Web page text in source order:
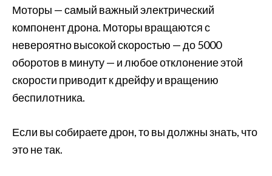
Моторы — самый важный электрический
компонент дрона. Моторы вращаются с
невероятно высокой скоростью — до 5000
оборотов в минуту — и любое отклонение этой
скорости приводит к дрейфу и вращению
беспилотника.
Если вы собираете дрон, то вы должны знать, что
это не так.